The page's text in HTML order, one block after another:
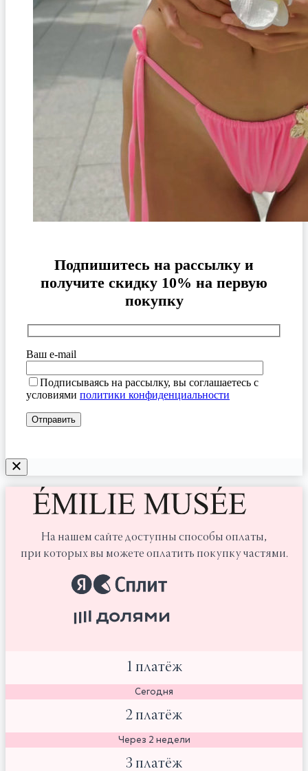
Подпишитесь на рассылку и
получите скидку 10% на первую
покупку
Ваш e-mail
Подписываясь на рассылку, вы соглашаетесь с
условиями политики конфиденциальности
На нашем сайте доступны способы оплаты,
при которых вы можете оплатить покупку частями.
1 платёж
Сегодня
2 платёж
Через 2 недели
3 платёж